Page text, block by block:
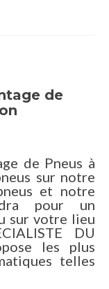
de
de Pneus à
sur notre
et notre
pour un
sur votre lieu
DU
les plus
telles